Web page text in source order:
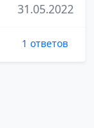
31.05.2022
1 ответов